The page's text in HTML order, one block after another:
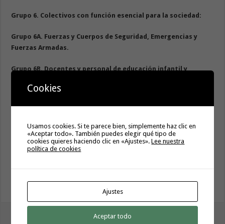
Grupo 6. Colectivos con función esencial para la sociedad:
Grupo 6A. Fuerzas y Cuerpos de Seguridad, Emergencias y
Fuerzas Armadas.
Grupo 6B. Docentes y personal de educación infantil y
Grupo 7. Personas con menos de 60 años con condiciones de
riesgo alto de COVID-19 grave .
Cookies
Usamos cookies. Si te parece bien, simplemente haz clic en
«Aceptar todo». También puedes elegir qué tipo de
cookies quieres haciendo clic en «Ajustes».Lee nuestra
política de cookies
Ajustes
Aceptar todo